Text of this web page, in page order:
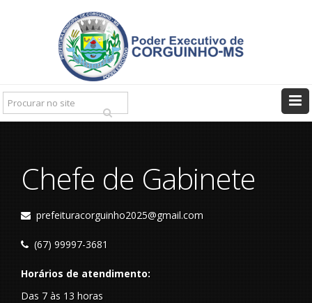
Pesquisar:
Chefe de Gabinete
prefeituracorguinho2025@gmail.com
(67) 99997-3681
Horários de atendimento:
Das 7 às 13 horas